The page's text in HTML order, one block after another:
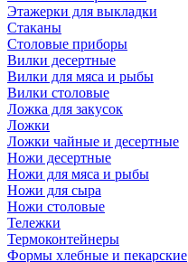
Этажерки для выкладки
Стаканы
Столовые приборы
Вилки десертные
Вилки для мяса и рыбы
Вилки столовые
Ложка для закусок
Ложки
Ложки чайные и десертные
Ножи десертные
Ножи для мяса и рыбы
Ножи для сыра
Ножи столовые
Тележки
Термоконтейнеры
Формы хлебные и пекарские